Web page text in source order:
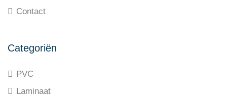
Contact
Categoriën
PVC
Laminaat